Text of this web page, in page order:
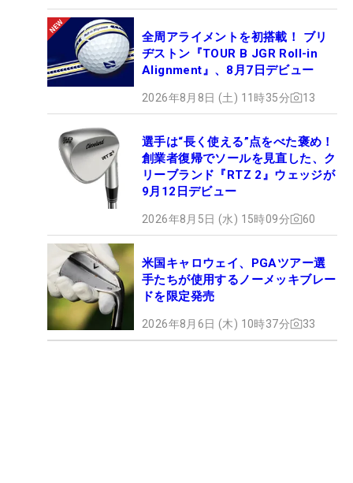
全周アライメントを初搭載！ ブリ
ヂストン『TOUR B JGR Roll-in
Alignment』、8月7日デビュー
2026年8月8日 (土) 11時35分 13
選手は“長く使える”点をべた褒め！
創業者復帰でソールを見直した、ク
リーブランド『RTZ 2』ウェッジが
9月12日デビュー
2026年8月5日 (水) 15時09分 60
米国キャロウェイ、PGAツアー選
手たちが使用するノーメッキブレー
ドを限定発売
2026年8月6日 (木) 10時37分 33